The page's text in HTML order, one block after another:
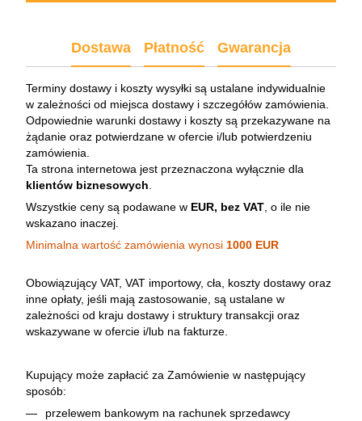
Dostawa Płatność Gwarancja
Terminy dostawy i koszty wysyłki są ustalane indywidualnie
w zależności od miejsca dostawy i szczegółów zamówienia.
Odpowiednie warunki dostawy i koszty są przekazywane na
żądanie oraz potwierdzane w ofercie i/lub potwierdzeniu
zamówienia.
Ta strona internetowa jest przeznaczona wyłącznie dla
klientów biznesowych
Wszystkie ceny są podawane w EUR, bez VAT , o ile nie
wskazano inaczej.
Minimalna wartość zamówienia wynosi 1000 EUR
Obowiązujący VAT, VAT importowy, cła, koszty dostawy oraz
inne opłaty, jeśli mają zastosowanie, są ustalane w
zależności od kraju dostawy i struktury transakcji oraz
wskazywane w ofercie i/lub na fakturze.
Kupujący może zapłacić za Zamówienie w następujący
sposób:
przelewem bankowym na rachunek sprzedawcy